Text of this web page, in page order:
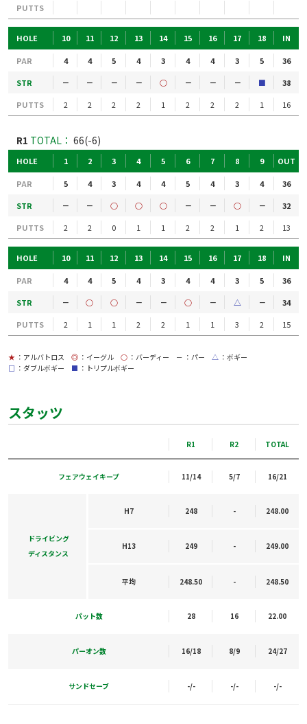
PUTTS
HOLE 10 11 12 13 14 15 16 17 18 IN
PAR 4 4 5 4 3 4 4 3 5
36
STR
－ － － － ○ － － － ■
38
PUTTS
2 2 2 2 1 2 2 2 1 16
R1 TOTAL： 66(-6)
HOLE 1 2 3 4 5 6 7 8 9 OUT
PAR 5 4 3 4 4 5 4 3 4
36
STR
－ － ○ ○ ○ － － ○ －
32
PUTTS
2 2 0 1 1 2 2 1 2 13
HOLE 10 11 12 13 14 15 16 17 18 IN
PAR 4 4 5 4 3 4 4 3 5
36
STR
－ ○ ○ － － ○ － △ －
34
PUTTS
2 1 1 2 2 1 1 3 2 15
★ ：アルバトロス ◎ ：イーグル ○ ：バーディー － ：パー △ ：ボギー
□ ：ダブルボギー ■ ：トリプルボギー
スタッツ
R1 R2 TOTAL
フェアウェイキープ 11/14 5/7 16/21
ドライビング
ディスタンス
H7 248 - 248.00
H13 249 - 249.00
平均 248.50 - 248.50
パット数 28 16 22.00
パーオン数 16/18 8/9 24/27
サンドセーブ -/- -/- -/-